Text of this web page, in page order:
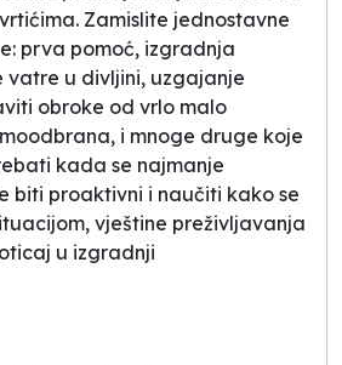
Zamislite jednostavne
prva pomoć, izgradnja
vatre u divljini, uzgajanje
obroke od vrlo malo
i mnoge druge koje
kada se najmanje
biti proaktivni i naučiti kako se
vještine preživljavanja
u izgradnji